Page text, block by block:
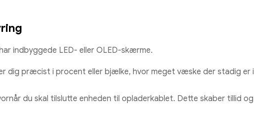
indbyggede LED- eller OLED-skærme.
dig præcist i procent eller bjælke, hvor meget væske der stadig er i
du skal tilslutte enheden til opladerkablet. Dette skaber tillid og